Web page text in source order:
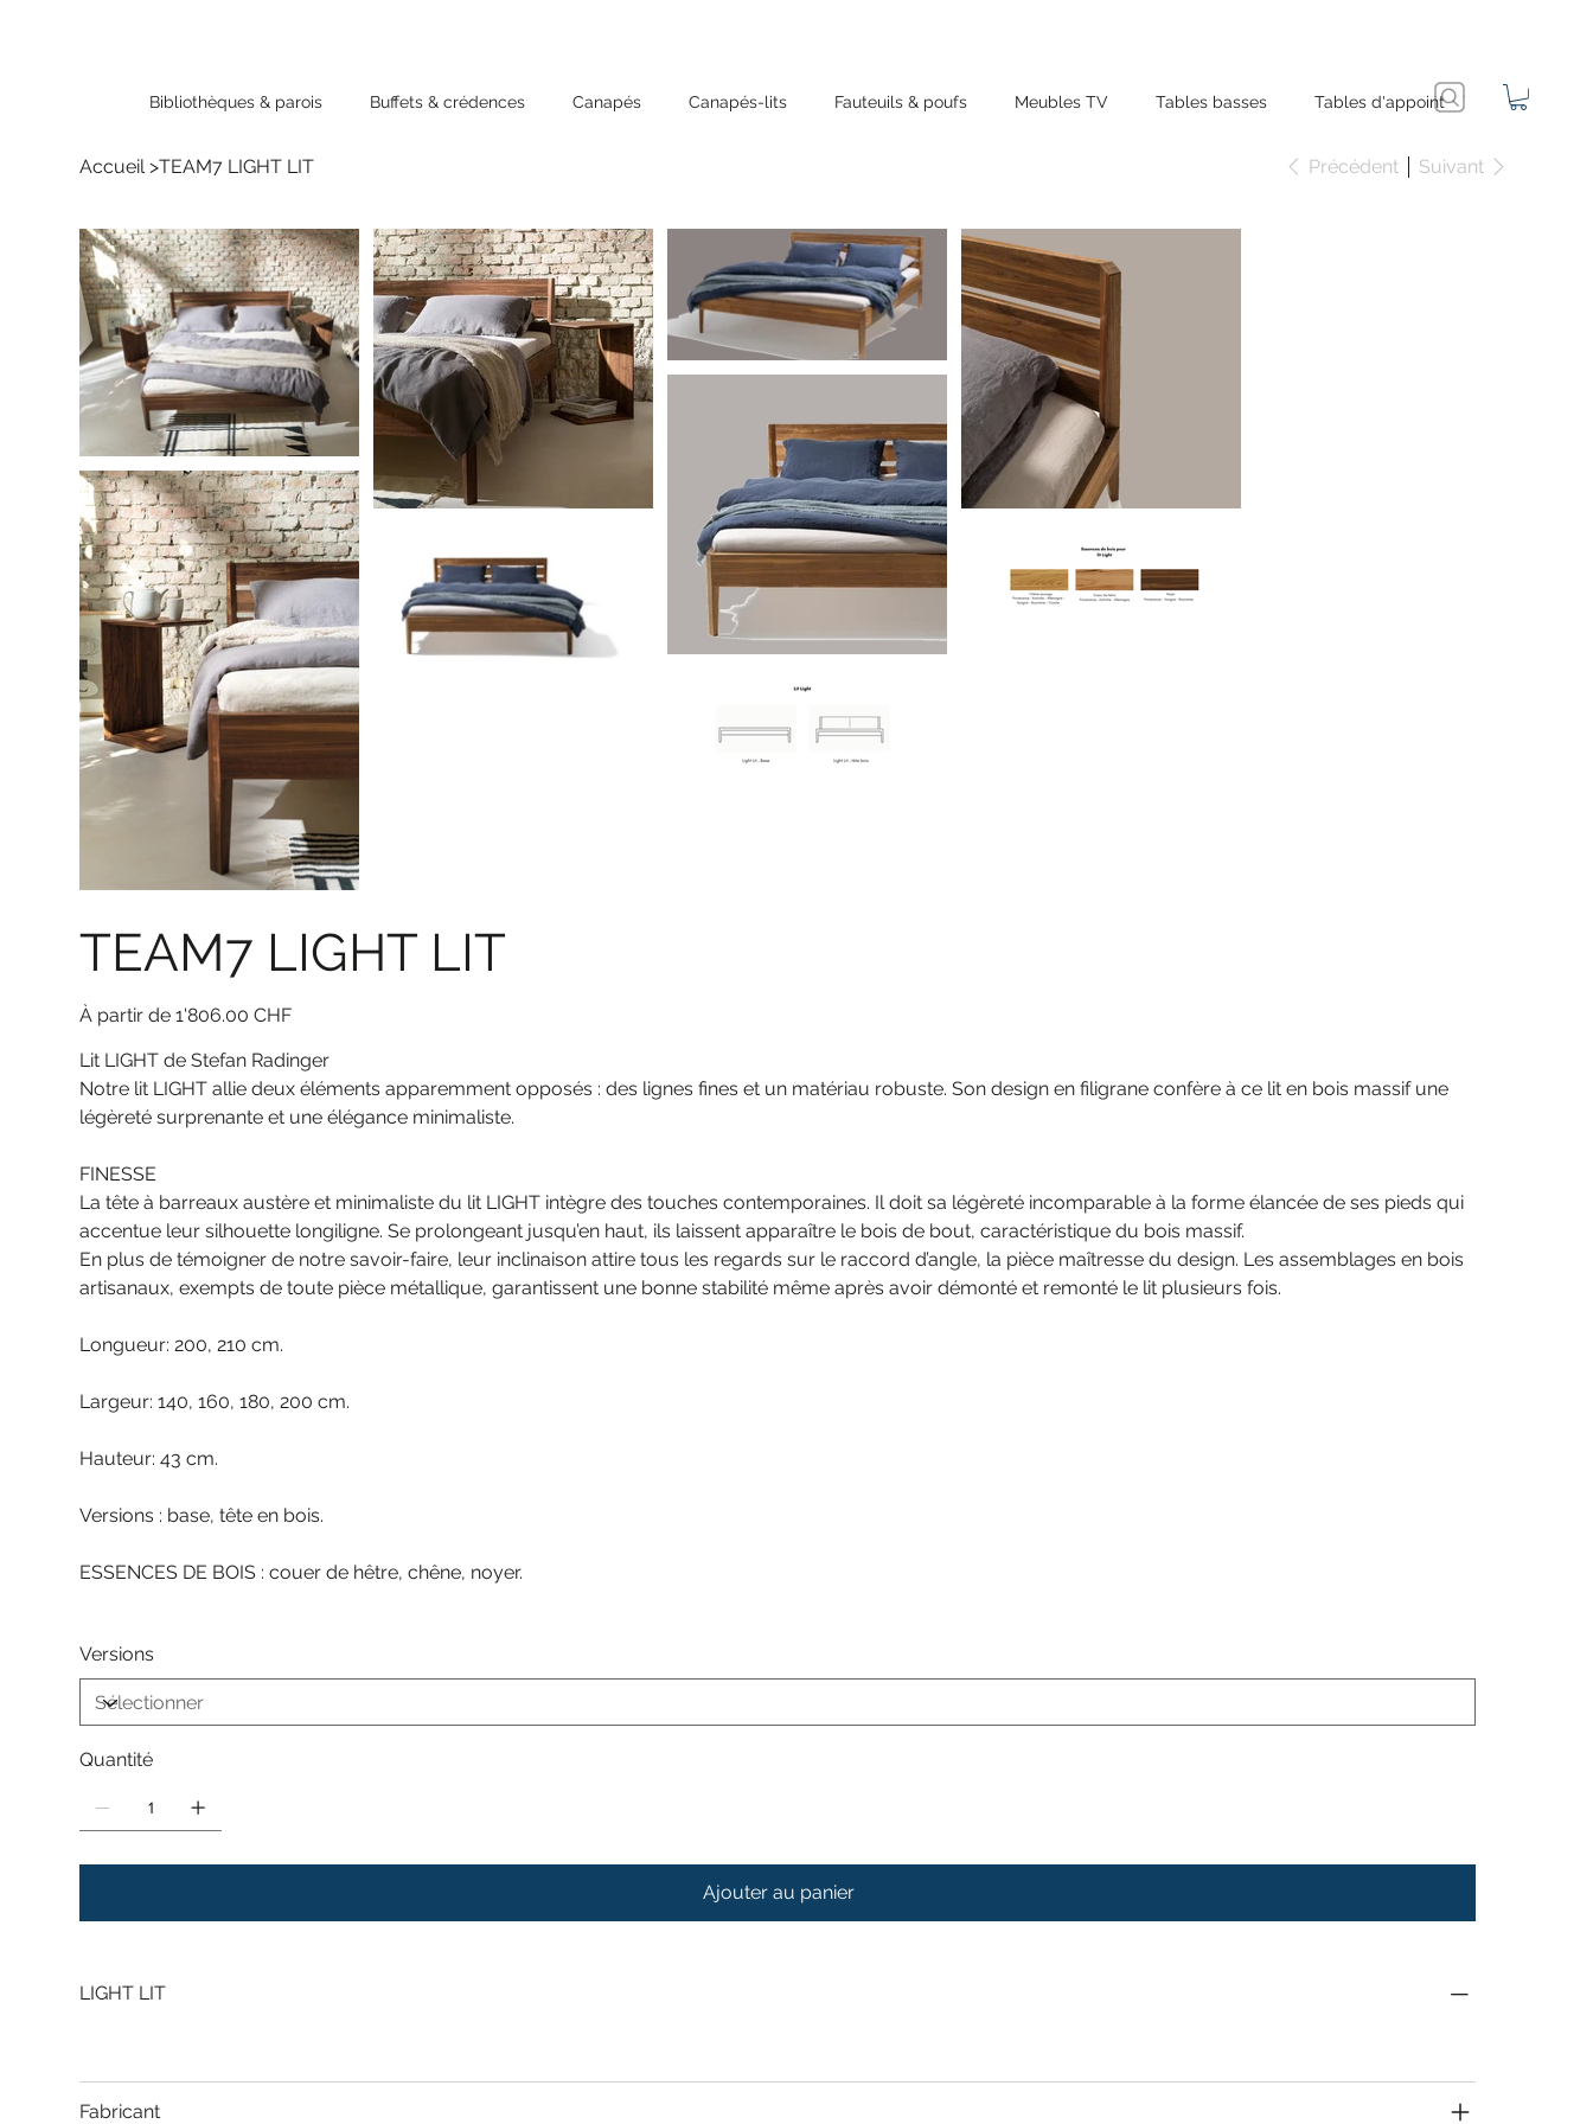
Bibliothèques & parois Buffets & crédences Canapés Canapés-lits Fauteuils & poufs Meubles TV Tables basses Tables d'appoint
Accueil >TEAM7 LIGHT LIT Précédent Suivant
TEAM7 LIGHT LIT
À partir de Prix
1'806.00 CHF
Lit LIGHT de Stefan Radinger
Notre lit LIGHT allie deux éléments apparemment opposés : des lignes fines et un matériau robuste. Son design en filigrane confère à ce lit en bois massif une
légèreté surprenante et une élégance minimaliste.
FINESSE
La tête à barreaux austère et minimaliste du lit LIGHT intègre des touches contemporaines. Il doit sa légèreté incomparable à la forme élancée de ses pieds qui
accentue leur silhouette longiligne. Se prolongeant jusqu’en haut, ils laissent apparaître le bois de bout, caractéristique du bois massif.
En plus de témoigner de notre savoir-faire, leur inclinaison attire tous les regards sur le raccord d’angle, la pièce maîtresse du design. Les assemblages en bois
artisanaux, exempts de toute pièce métallique, garantissent une bonne stabilité même après avoir démonté et remonté le lit plusieurs fois.
Longueur: 200, 210 cm.
Largeur: 140, 160, 180, 200 cm.
Hauteur: 43 cm.
Versions : base, tête en bois.
ESSENCES DE BOIS : couer de hêtre, chêne, noyer.
Versions
Quantité
Ajouter au panier
LIGHT LIT
Fabricant